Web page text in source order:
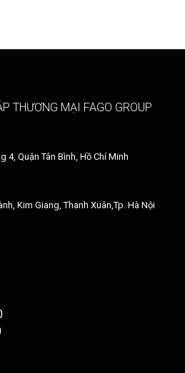
THƯƠNG MẠI FAGO GROUP
4, Quận Tân Bình, Hồ Chí Minh
Kim Giang, Thanh Xuân,Tp. Hà Nội